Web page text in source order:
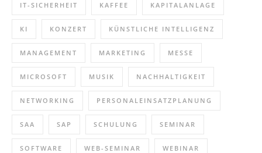
IT-SICHERHEIT KAFFEE KAPITALANLAGE
KI KONZERT KÜNSTLICHE INTELLIGENZ
MANAGEMENT MARKETING MESSE
MICROSOFT MUSIK NACHHALTIGKEIT
NETWORKING PERSONALEINSATZPLANUNG
SAA SAP SCHULUNG SEMINAR
SOFTWARE WEB-SEMINAR WEBINAR